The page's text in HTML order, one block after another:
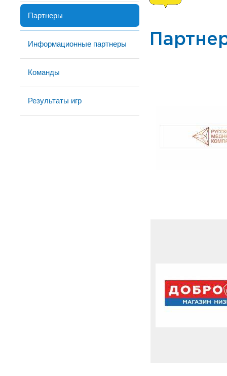
Партнеры
Информационные партнеры
Команды
Результаты игр